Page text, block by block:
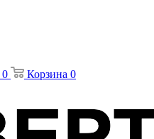
0 Корзина 0